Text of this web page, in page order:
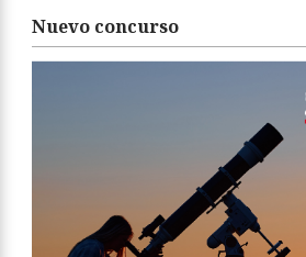
Nuevo concurso